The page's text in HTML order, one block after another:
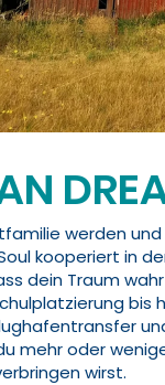
werden
kooperiert in
dein Traum
bis
oder
wirst.